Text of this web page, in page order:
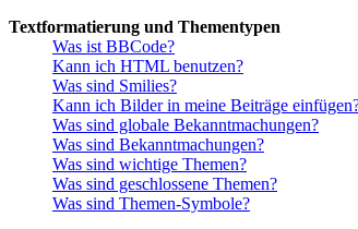
Textformatierung und Thementypen
Was ist BBCode?
Kann ich HTML benutzen?
Was sind Smilies?
Kann ich Bilder in meine Beiträge
Was sind globale Bekanntmachungen?
Was sind Bekanntmachungen?
Was sind wichtige Themen?
Was sind geschlossene Themen?
Was sind Themen-Symbole?